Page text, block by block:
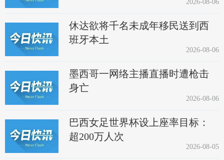
2026-08-06
休达欲将千名未成年移民送到西
班牙本土
2026-08-06
墨西哥一网络主播直播时遭枪击
身亡
2026-08-06
巴西女足世界杯设上座率目标：
超200万人次
2026-08-05